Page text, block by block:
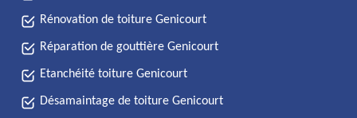
Rénovation de toiture Genicourt
Réparation de gouttière Genicourt
Etanchéité toiture Genicourt
Désamaintage de toiture Genicourt